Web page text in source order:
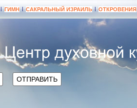
| ГИМН | САКРАЛЬНЫЙ ИЗРАИЛЬ | ОТКРОВЕНИЯ
ОТПРАВИТЬ